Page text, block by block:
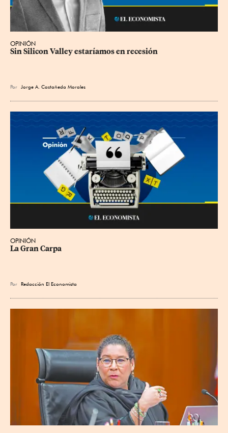
OPINIÓN
Sin Silicon Valley estaríamos en recesión
Por Jorge A. Castañeda Morales
OPINIÓN
La Gran Carpa
Por Redacción El Economista